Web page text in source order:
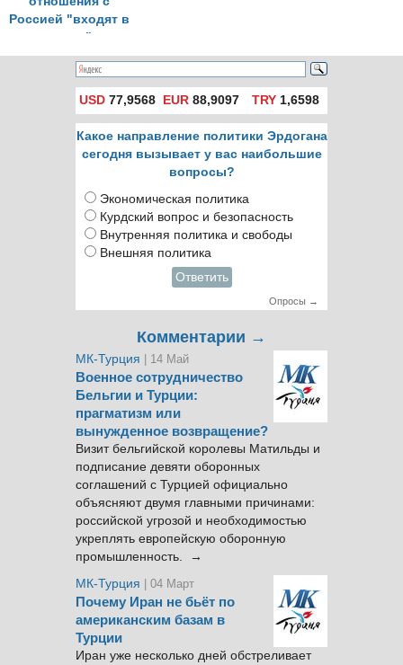
Россией "входят в
норму"
USD 77,9568 EUR 88,9097 TRY1,6598
Какое направление политики Эрдогана
сегодня вызывает у вас наибольшие
вопросы?
Экономическая политика
Курдский вопрос и безопасность
Внутренняя политика и свободы
Внешняя политика
Ответить
Опросы →
Комментарии →
МК-Турция | 14 Май
Военное сотрудничество
Бельгии и Турции:
прагматизм или
вынужденное возвращение?
Визит бельгийской королевы Матильды и
подписание девяти оборонных
соглашений с Турцией официально
объясняют двумя главными причинами:
российской угрозой и необходимостью
укреплять европейскую оборонную
промышленность. →
МК-Турция
| 04 Март
Почему Иран не бьёт по
американским базам в
Турции
Иран уже несколько дней обстреливает